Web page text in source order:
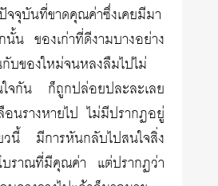
จุบันที่ขาดคุณค่าซึ่งเคยมีมา
น ของเก่าที่ดีงามบางอย่าง
กับของใหม่จนหลงลืมไปไม่
ใจกัน ก็ถูกปล่อยปละละเลย
นรางหายไป ไม่มีปรากฏอยู่
นี้ มีการหันกลับไปสนใจสิ่ง
บราณที่มีคุณค่า แต่ปรากฏว่า